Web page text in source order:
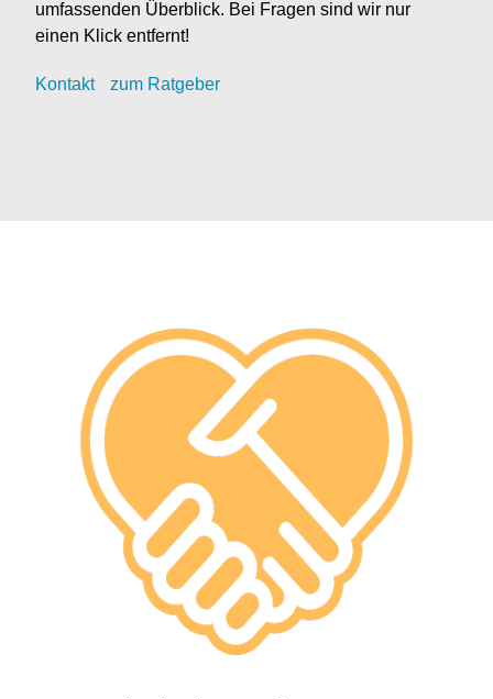
umfassenden Überblick. Bei Fragen sind wir nur
einen Klick entfernt!
Kontakt zum Ratgeber